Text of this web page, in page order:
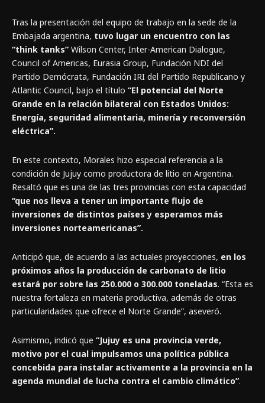
Tras la presentación del equipo de trabajo en la sede de la
Embajada argentina, tuvo lugar un encuentro con las
“think tanks” Wilson Center, Inter-American Dialogue,
Council of Americas, Eurasia Group, Fundación NDI del
Partido Demócrata, Fundación IRI del Partido Republicano y
Atlantic Council, bajo el título “El potencial del Norte
Grande en la relación bilateral con Estados Unidos:
Energía, seguridad alimentaria, minería y reconversión
eléctrica”.
En este contexto, Morales hizo especial referencia a la
condición de Jujuy como productora de litio en Argentina.
Resaltó que es una de las tres provincias con esta capacidad
“que nos lleva a tener un importante flujo de
inversiones de distintos países y esperamos más
inversiones norteamericanas”.
Anticipó que, de acuerdo a las actuales proyecciones, en los
próximos años la producción de carbonato de litio
estará por sobre las 250.000 o 300.000 toneladas. “Esta es
nuestra fortaleza en materia productiva, además de otras
particularidades que ofrece el Norte Grande”, aseveró.
Asimismo, indicó que “Jujuy es una provincia verde,
motivo por el cual impulsamos una política pública
concebida para instalar activamente a la provincia en la
agenda mundial de lucha contra el cambio climático”.